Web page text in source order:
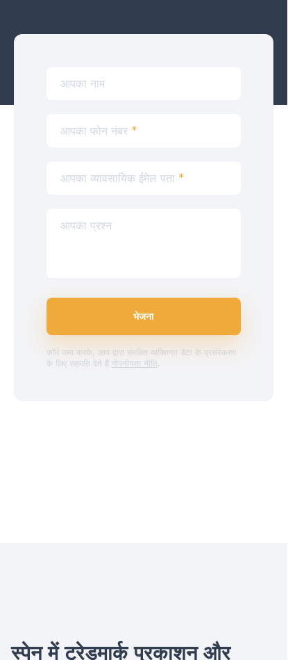
आपका नाम
आपका फोन नंबर *
आपका व्यावसायिक ईमेल पता *
आपका प्रश्न
भेजना
फॉर्म जमा करके, आप द्वारा संरक्षित व्यक्तिगत डेटा के प्रसंस्करण
के लिए सहमति देते हैं गोपनीयता नीति.
स्पेन में ट्रेडमार्क प्रकाशन और